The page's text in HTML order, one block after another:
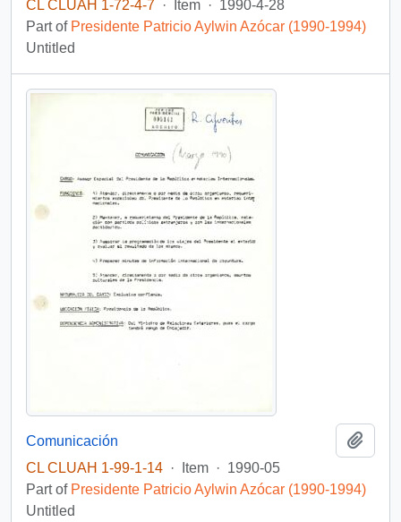
CL CLUAH 1-72-4-7 · Item · 1990-4-28
Part of Presidente Patricio Aylwin Azócar (1990-1994)
Untitled
Comunicación
CL CLUAH 1-99-1-14 · Item · 1990-05
Part of Presidente Patricio Aylwin Azócar (1990-1994)
Untitled